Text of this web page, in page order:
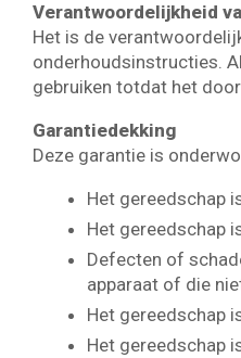
Verantwoordelijkheid
Het is de
onderhoudsinstructies.
gebruiken totdat het
Garantiedekking
Deze garantie is
Het gereedschap
Het gereedschap
Defecten of
apparaat of die
Het gereedschap
Het gereedschap